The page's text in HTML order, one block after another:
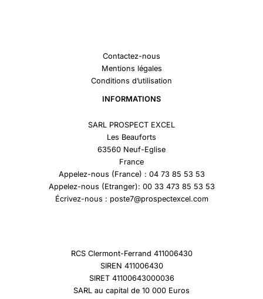
Contactez-nous
Mentions légales
Conditions d’utilisation
INFORMATIONS
SARL PROSPECT EXCEL
Les Beauforts
63560 Neuf-Eglise
France
Appelez-nous (France) : 04 73 85 53 53
Appelez-nous (Etranger): 00 33 473 85 53 53
Écrivez-nous : poste7@prospectexcel.com
RCS Clermont-Ferrand 411006430
SIREN 411006430
SIRET 41100643000036
SARL au capital de 10 000 Euros